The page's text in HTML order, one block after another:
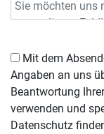
Angaben an uns
Beantwortung
verwenden und
Datenschutz